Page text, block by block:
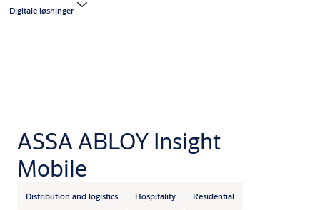
Digitale løsninger
ASSA ABLOY Insight
Mobile
Distribution and logistics Hospitality Residential